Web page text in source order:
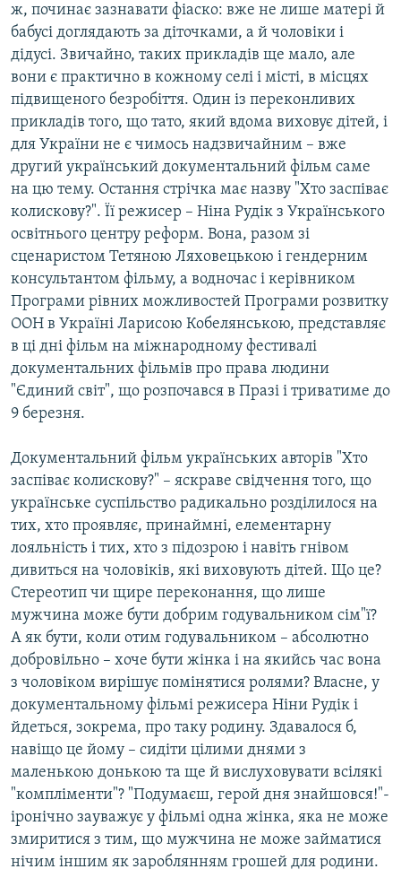
Усі сайти RFE/RL
ж, починає зазнавати фіаско: вже не лише матері й
бабусі доглядають за діточками, а й чоловіки і
дідусі. Звичайно, таких прикладів ще мало, але
вони є практично в кожному селі і місті, в місцях
підвищеного безробіття. Один із переконливих
прикладів того, що тато, який вдома виховує дітей, і
для України не є чимось надзвичайним – вже
другий український документальний фільм саме
на цю тему. Остання стрічка має назву "Хто заспіває
колискову?". Її режисер – Ніна Рудік з Українського
освітнього центру реформ. Вона, разом зі
сценаристом Тетяною Ляховецькою і гендерним
консультантом фільму, а водночас і керівником
Програми рівних можливостей Програми розвитку
ООН в Україні Ларисою Кобелянською, представляє
в ці дні фільм на міжнародному фестивалі
документальних фільмів про права людини
"Єдиний світ", що розпочався в Празі і триватиме до
9 березня.
Документальний фільм українських авторів "Хто
заспіває колискову?" – яскраве свідчення того, що
українське суспільство радикально розділилося на
тих, хто проявляє, принаймні, елементарну
лояльність і тих, хто з підозрою і навіть гнівом
дивиться на чоловіків, які виховують дітей. Що це?
Стереотип чи щире переконання, що лише
мужчина може бути добрим годувальником сім"ї?
А як бути, коли отим годувальником – абсолютно
добровільно – хоче бути жінка і на якийсь час вона
з чоловіком вирішує помінятися ролями? Власне, у
документальному фільмі режисера Ніни Рудік і
йдеться, зокрема, про таку родину. Здавалося б,
навіщо це йому – сидіти цілими днями з
маленькою донькою та ще й вислуховувати всілякі
"компліменти"? "Подумаєш, герой дня знайшовся!"-
іронічно зауважує у фільмі одна жінка, яка не може
змиритися з тим, що мужчина не може займатися
нічим іншим як зароблянням грошей для родини.